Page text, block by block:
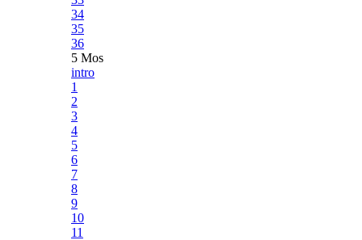
34
35
36
5 Mos
intro
1
2
3
4
5
6
7
8
9
10
11